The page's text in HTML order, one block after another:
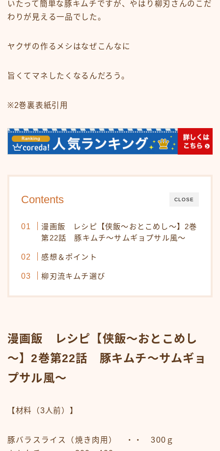
いたって簡単な豚キムチですが、やはり柳刃さんのこだ
わりが見える一品でした。
ヤクザの作るメシはなぜこんなに
旨くてマネしたくなるんだろう。
※2巻裏表紙引用
CLOSE
Contents
漫画飯 レシピ【侠飯～おとこめし～】2巻
第22話 豚キムチ～サムギョプサル風～
感想＆ポイント
柳刃流キムチ選び
漫画飯 レシピ【侠飯～おとこめし
～】2巻第22話 豚キムチ～サムギョ
プサル風～
【材料（3人前）】
豚バラスライス（焼き肉用） ・・ 300ｇ